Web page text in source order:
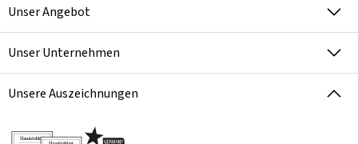
Unser Angebot
Unser Unternehmen
Unsere Auszeichnungen